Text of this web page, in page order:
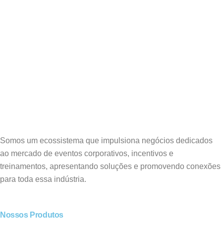
Somos um ecossistema que impulsiona negócios dedicados
ao mercado de eventos corporativos, incentivos e
treinamentos, apresentando soluções e promovendo conexões
para toda essa indústria.
Nossos Produtos